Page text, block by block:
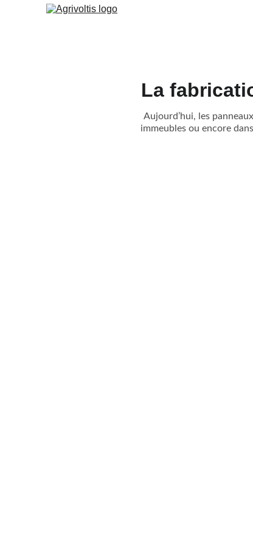
La
Aujourd’hui, les
immeubles ou encore